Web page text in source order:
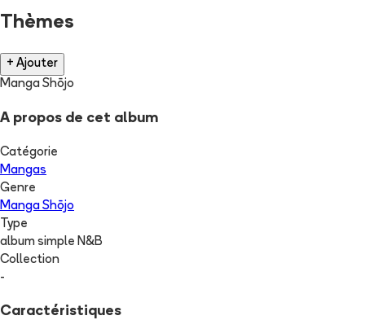
Thèmes
+ Ajouter
Manga Shōjo
A propos de cet album
Catégorie
Mangas
Genre
Manga Shōjo
Type
album simple N&B
Collection
-
Caractéristiques